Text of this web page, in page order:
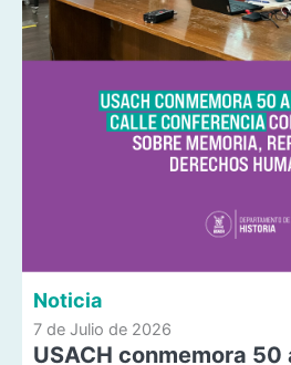
Noticia
7 de Julio de 2026
USACH conmemora 50